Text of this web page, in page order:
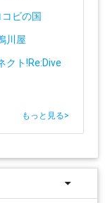
コビの国
川屋
クト!Re:Dive
もっと見る>
arrow_drop_down